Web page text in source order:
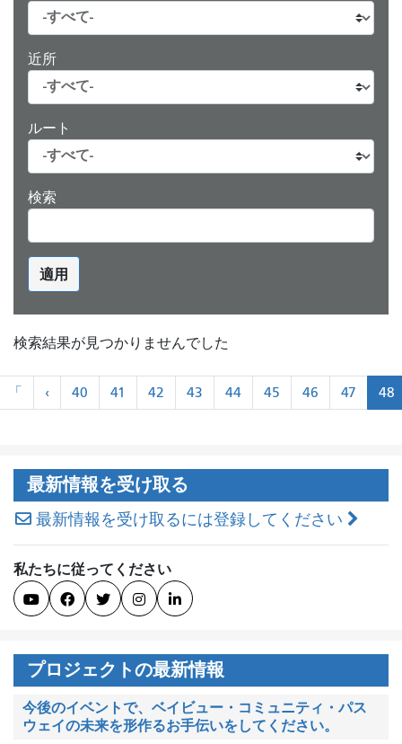
近所
ルート
検索
適用
検索結果が見つかりませんでした
ペ
ー
ー
シ
ョ
ン
「 «
最
‹«
前
40 41 42 43 44 45 46 47 48
最新情報を受け取る
最新情報を受け取るには登録してください
私たちに従ってください
    
プロジェクトの最新情報
今後のイベントで、ベイビュー・コミュニティ・パス
ウェイの未来を形作るお手伝いをしてください。